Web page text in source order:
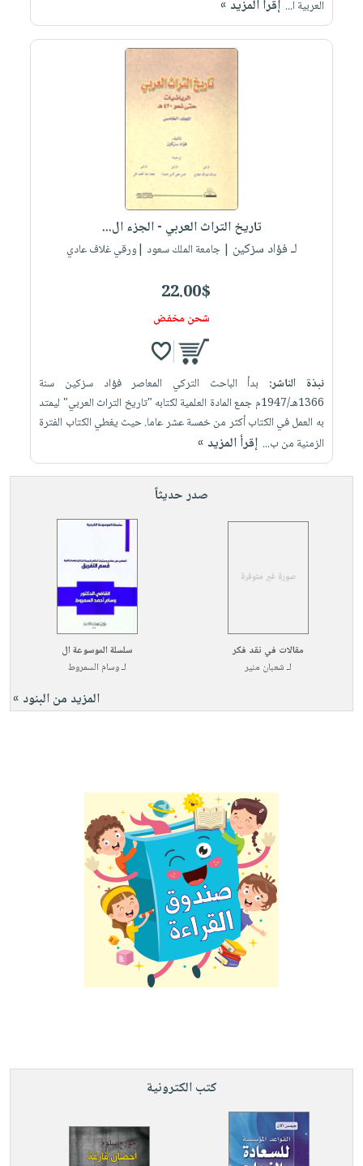
العربية ا... إقرأ المزيد »
تاريخ التراث العربي - الجزء ال...
لـ فؤاد سزكين | جامعة الملك سعود |ورقي غلاف عادي
22.00$
شحن مخفض
نبذة الناشر: بدأ الباحث التركي المعاصر فؤاد سزكين سنة
1366هـ/1947م جمع المادة العلمية لكتابه "تاريخ التراث العربي" ليمتد
به العمل في الكتاب أكثر من خمسة عشر عاما. حيث يغطي الكتاب الفترة
الزمنية من ب... إقرأ المزيد »
صدر حديثاً
مقالات في نقد فكر
لـشعبان منير
سلسلة الموسوعة ال
لـوسام السمروط
المزيد من البنود »
كتب الكترونية